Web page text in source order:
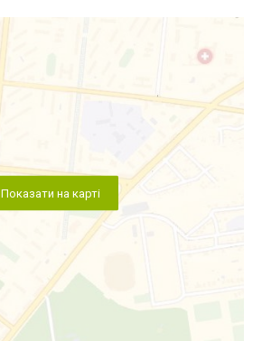
Показати на карті